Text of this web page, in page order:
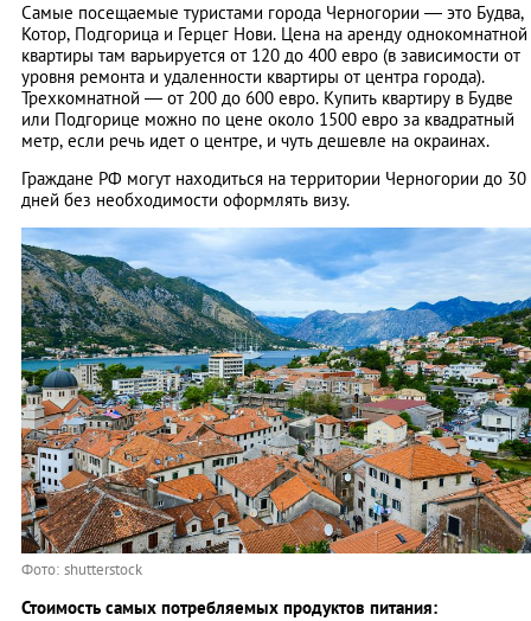
Самые посещаемые туристами города Черногории — это Будва,
Котор, Подгорица и Герцег Нови. Цена на аренду однокомнатной
квартиры там варьируется от 120 до 400 евро (в зависимости от
уровня ремонта и удаленности квартиры от центра города).
Трехкомнатной — от 200 до 600 евро. Купить квартиру в Будве
или Подгорице можно по цене около 1500 евро за квадратный
метр, если речь идет о центре, и чуть дешевле на окраинах.
Граждане РФ могут находиться на территории Черногории до 30
дней без необходимости оформлять визу.
Фото: shutterstock
Стоимость самых потребляемых продуктов питания: